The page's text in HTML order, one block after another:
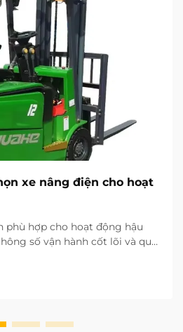
xe nâng điện cho hoạt
phù hợp cho hoạt động hậu
số vận hành cốt lõi và quy
đúng loại xe nâng điện. Dựa
nghiệp ISO, chiều cao nâng